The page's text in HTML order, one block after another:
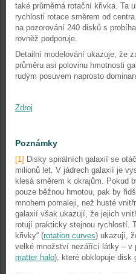
také průměrná rotační křivka. Ta
rychlosti rotace směrem od
na pozorování 240 disků s
rovněž podporuje.
Detailní modelování ukazuje, že
průměru asi polovinu hmotnosti
rudým posuvem naprosto
Zdroj
Poznámky
[1] Disky spirálních galaxií se
milionů let. V jádrech galaxií je
klesá směrem k okrajům. Pokud
pouze běžnou hmotou, pak by
mnohem pomaleji, než husté
galaxií však ukazují, že jejich
rotují prakticky stejnou rychlostí.
křivky“ (rotation curves) ukazují,
velké množství nezářící látky – v
matter halo), které obklopuje